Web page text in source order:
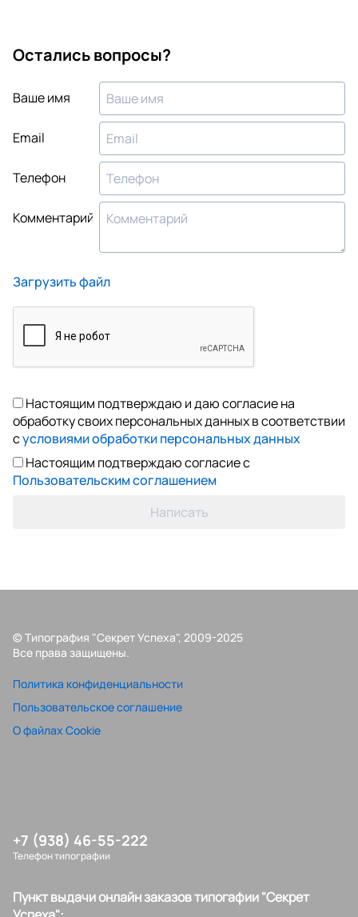
Остались вопросы?
Ваше имя
Email
Телефон
Комментарий
Загрузить файл
Настоящим подтверждаю и даю согласие на
обработку своих персональных данных в соответствии
сусловиями обработки персональных данных
Настоящим подтверждаю согласие с
Пользовательским соглашением
Написать
© Типография "Секрет Успеха", 2009-2025
Все права защищены.
Политика конфиденциальности
Пользовательское соглашение
О файлах Cookie
+7 (938) 46-55-222
Телефон типографии
Пункт выдачи онлайн заказов типогафии "Секрет